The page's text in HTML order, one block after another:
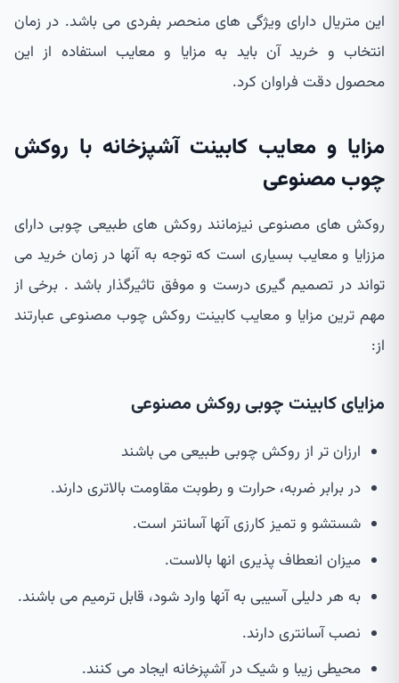
این متریال دارای ویژگی های منحصر بفردی می باشد. در زمان
انتخاب و خرید آن باید به مزایا و معایب استفاده از این
محصول دقت فراوان کرد.
مزایا و معایب کابینت آشپزخانه با روکش
چوب مصنوعی
روکش های مصنوعی نیزمانند روکش های طبیعی چوبی دارای
مززایا و معایب بسیاری است که توجه به آنها در زمان خرید می
تواند در تصمیم گیری درست و موفق تاثیرگذار باشد . برخی از
مهم ترین مزایا و معایب کابینت روکش چوب مصنوعی عبارتند
از:
مزایای کابینت چوبی روکش مصنوعی
ارزان تر از روکش چوبی طبیعی می باشند
در برابر ضربه، حرارت و رطوبت مقاومت بالاتری دارند.
شستشو و تمیز کارزی آنها آسانتر است.
میزان انعطاف پذیری انها بالاست.
به هر دلیلی آسیبی به آنها وارد شود، قابل ترمیم می باشند.
نصب آسانتری دارند.
محیطی زیبا و شیک در آشپزخانه ایجاد می کنند.